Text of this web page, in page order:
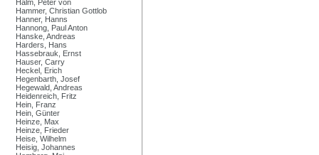
Halm, Peter von
Hammer, Christian Gottlob
Hanner, Hanns
Hannong, Paul Anton
Hanske, Andreas
Harders, Hans
Hassebrauk, Ernst
Hauser, Carry
Heckel, Erich
Hegenbarth, Josef
Hegewald, Andreas
Heidenreich, Fritz
Hein, Franz
Hein, Günter
Heinze, Max
Heinze, Frieder
Heise, Wilhelm
Heisig, Johannes